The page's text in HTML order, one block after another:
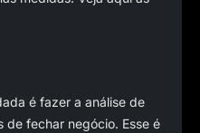
é fazer a análise de
fechar negócio. Esse é